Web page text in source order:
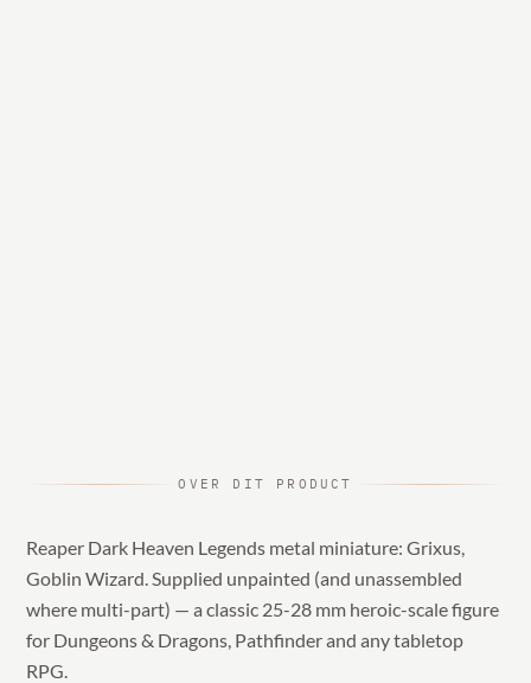
OVER DIT PRODUCT
Reaper Dark Heaven Legends metal miniature: Grixus,
Goblin Wizard. Supplied unpainted (and unassembled
where multi-part) — a classic 25-28 mm heroic-scale figure
for Dungeons & Dragons, Pathfinder and any tabletop
RPG.